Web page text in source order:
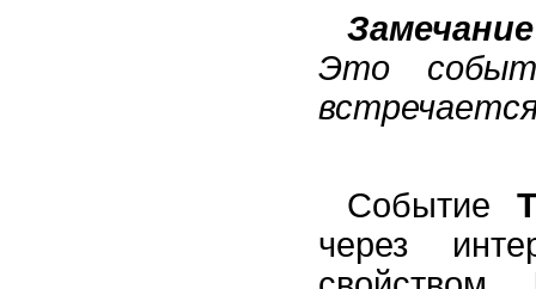
Замечание
Это
Событие
через